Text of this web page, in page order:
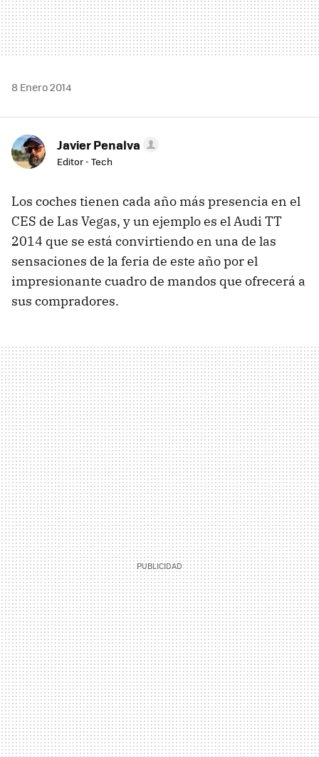
8 Enero 2014
Javier Penalva
Editor - Tech
Los coches tienen cada año más presencia en el
CES de Las Vegas, y un ejemplo es el Audi TT
2014 que se está convirtiendo en una de las
sensaciones de la feria de este año por el
impresionante cuadro de mandos que ofrecerá a
sus compradores.